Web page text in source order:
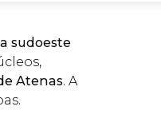
sudoeste
Atenas. A